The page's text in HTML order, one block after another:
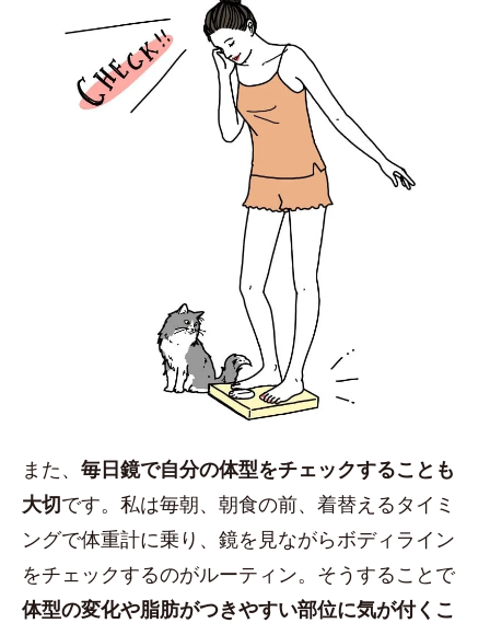
また、 毎日鏡で自分の体型をチェックすることも
大切です。私は毎朝、朝食の前、着替えるタイミ
ングで体重計に乗り、鏡を見ながらボディライン
をチェックするのがルーティン。そうすることで
体型の変化や脂肪がつきやすい部位に気が付くこ